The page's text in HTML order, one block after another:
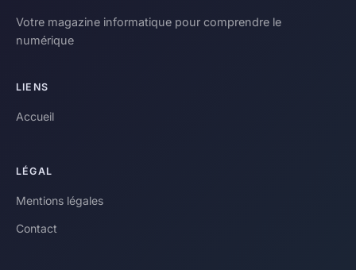
Votre magazine informatique pour comprendre le
numérique
LIENS
Accueil
LÉGAL
Mentions légales
Contact